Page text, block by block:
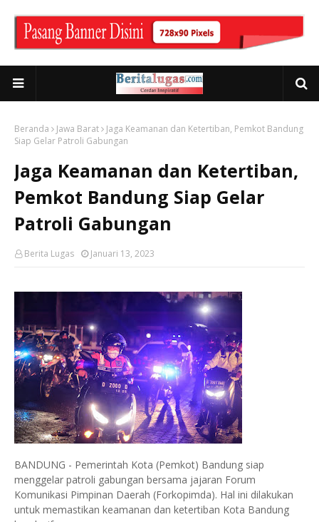
Beranda Jawa Barat
Jaga Keamanan dan Ketertiban, Pemkot Bandung
Siap Gelar Patroli Gabungan
Jaga Keamanan dan Ketertiban,
Pemkot Bandung Siap Gelar
Patroli Gabungan
Berita Lugas Januari 13, 2023
BANDUNG - Pemerintah Kota (Pemkot) Bandung siap
menggelar patroli gabungan bersama jajaran Forum
Komunikasi Pimpinan Daerah (Forkopimda). Hal ini dilakukan
untuk memastikan keamanan dan ketertiban Kota Bandung